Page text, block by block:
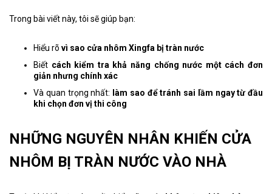
Trong bài viết này, tôi sẽ giúp bạn:
Hiểu rõ vì sao cửa nhôm Xingfa bị tràn nước
Biết cách kiểm tra khả năng chống nước một cách đơn
giản nhưng chính xác
Và quan trọng nhất: làm sao để tránh sai lầm ngay từ đầu
khi chọn đơn vị thi công
NHỮNG NGUYÊN NHÂN KHIẾN CỬA
NHÔM BỊ TRÀN NƯỚC VÀO NHÀ